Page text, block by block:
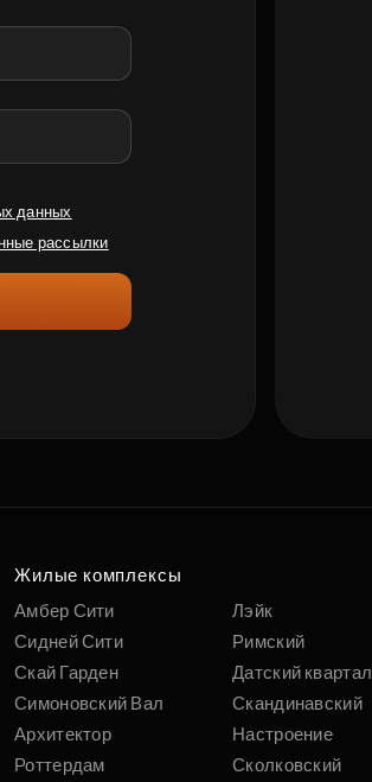
данных
рассылки
Жилые комплексы
Амбер Сити
Сидней Сити
Скай Гарден
Симоновский Вал
Архитектор
Роттердам
Лэйк
Римский
Датский квартал
Скандинавский
Настроение
Сколковский